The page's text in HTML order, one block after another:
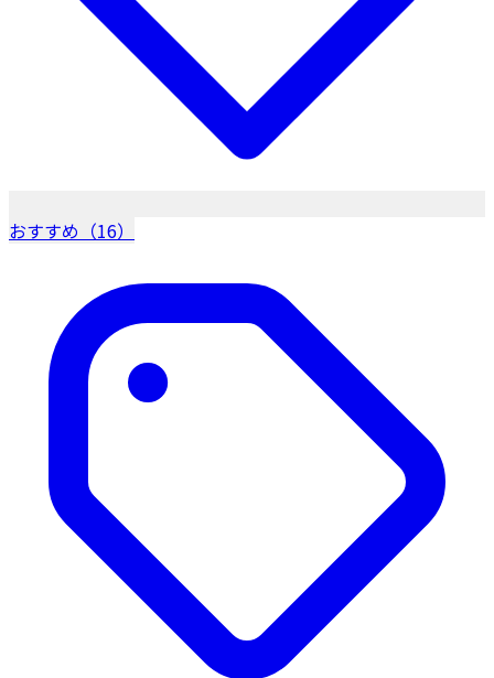
おすすめ（16）